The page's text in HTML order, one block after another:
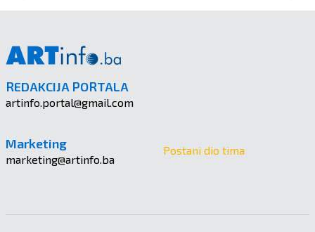
REDAKCIJA PORTALA
artinfo.portal@gmail.com
Marketing
marketing@artinfo.ba
Postani dio tima